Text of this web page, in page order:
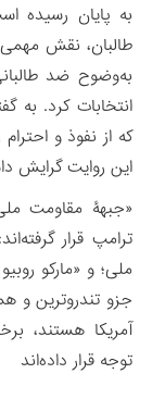
به پایان رسیده
طالبان، نقش
به‌وضوح ضد
انتخابات کرد. به
که از نفوذ و
این روایت گرایش
«جبهۀ مقاومت
ترامپ قرار
ملی؛ و «مارکو
جزو تندروترین و
آمریکا هستند،
توجه قرار داده‌اند